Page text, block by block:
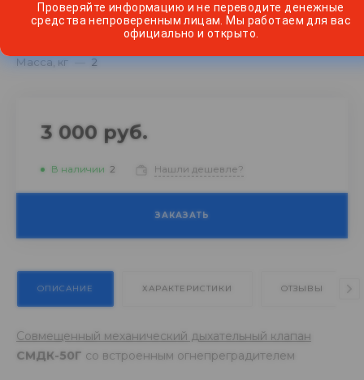
Тип —
СМДК
Масса, кг
2
3 000 руб.
В наличии 2 Нашли дешевле?
ЗАКАЗАТЬ
ОПИСАНИЕ ХАРАКТЕРИСТИКИ ОТЗЫВЫ
Совмещенный механический дыхательный клапан
СМДК-50Г со встроенным огнепреградителем
Проверяйте информацию и не переводите денежные
средства непроверенным лицам. Мы работаем для вас
официально и открыто.